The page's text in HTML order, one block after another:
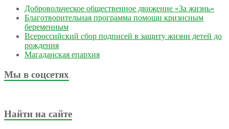
Добровольческое общественное движение «За жизнь»
Благотворительная программа помощи кризисным
беременным
Всероссийский сбор подписей в защиту жизни детей до
рождения
Магаданская епархия
Мы в соцсетях
Найти на сайте